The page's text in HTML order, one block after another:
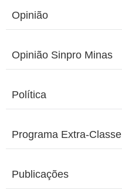
Opinião
Opinião Sinpro Minas
Política
Programa Extra-Classe
Publicações